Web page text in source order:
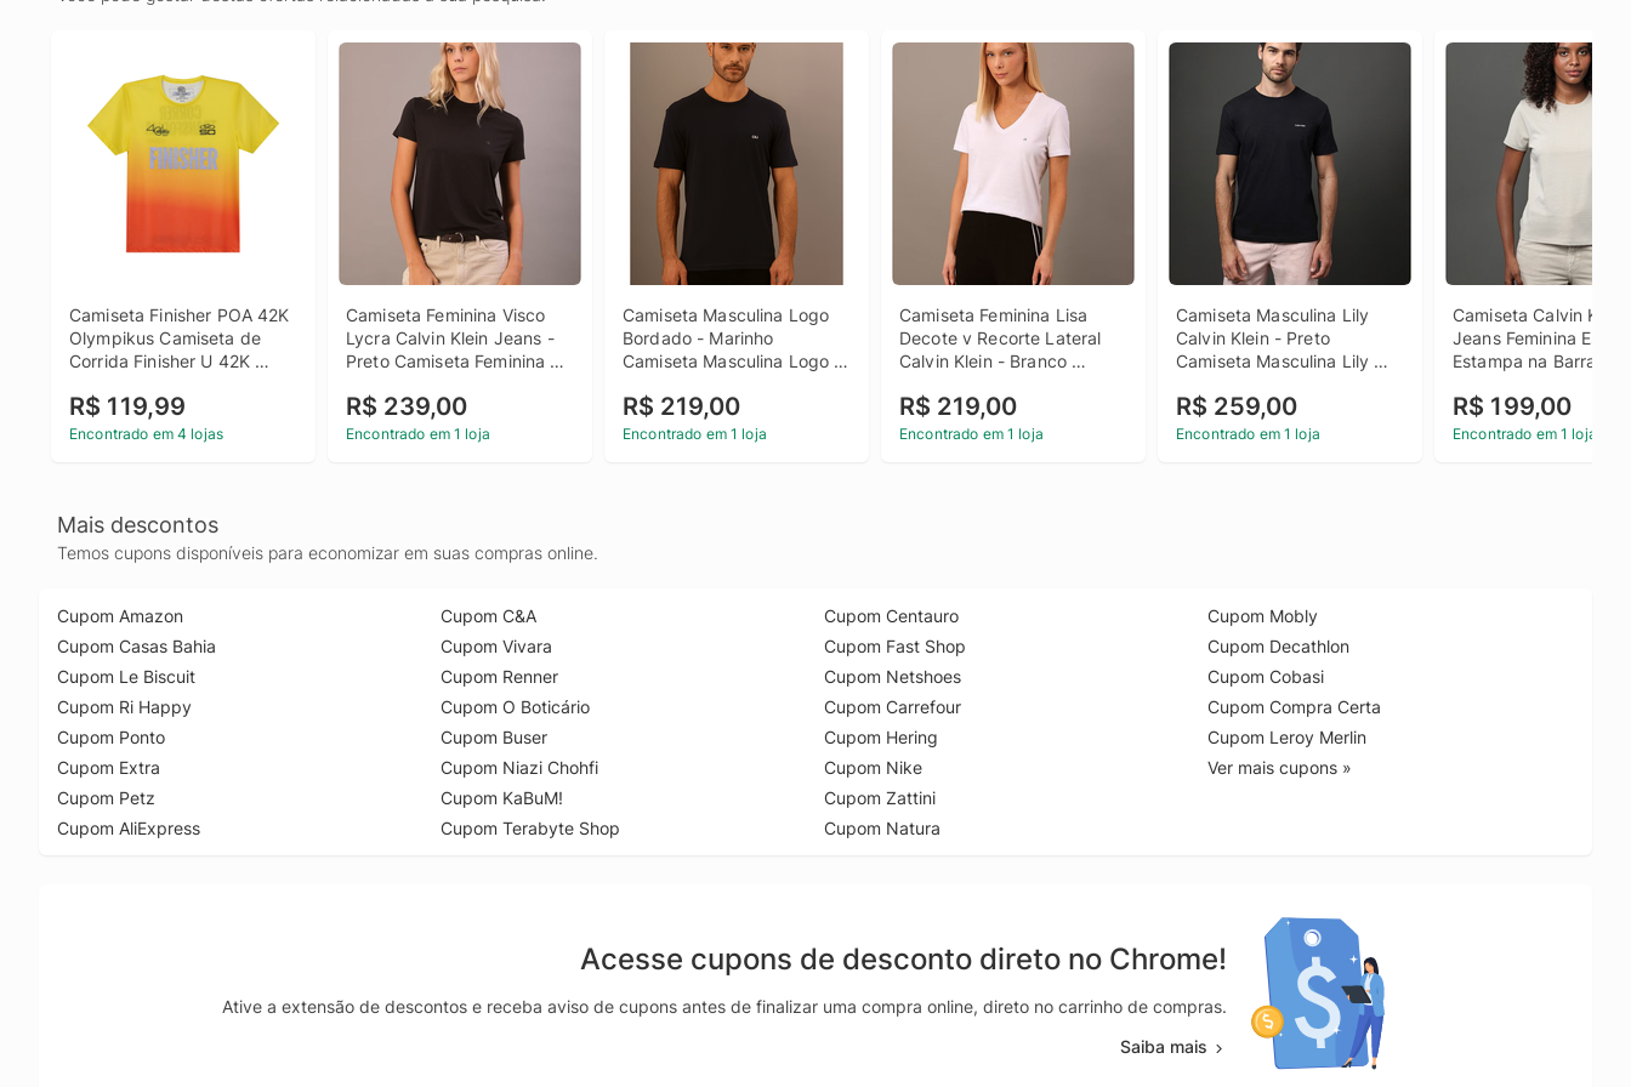
Camiseta Finisher POA 42K
Olympikus Camiseta de
Corrida Finisher U 42K
R$ 119,99
Encontrado em 4 lojas
Camiseta Feminina Visco
Lycra Calvin Klein Jeans -
Preto Camiseta Feminina
Jeans Preto g
R$ 239,00
Encontrado em 1 loja
Camiseta Masculina Logo
Bordado - Marinho
Camiseta Masculina Logo
R$ 219,00
Encontrado em 1 loja
Camiseta Feminina Lisa
Decote v Recorte Lateral
Calvin Klein - Branco
Decote v Recorte Lateral
Calvin Klein Branco Gg
R$ 219,00
Encontrado em 1 loja
Camiseta Masculina Lily
Calvin Klein - Preto
Camiseta Masculina Lily
R$ 259,00
Encontrado em 1 loja
Camiseta Calvin Klein
Jeans Feminina
Estampa na Barra -
Jeans Feminina
Estampa na Barra
R$ 199,00
Encontrado em 1 loja
Mais descontos
Temos cupons disponíveis para economizar em suas compras online.
Cupom Amazon
Cupom Casas Bahia
Cupom Le Biscuit
Cupom Ri Happy
Cupom Ponto
Cupom Extra
Cupom Petz
Cupom AliExpress
Cupom C&A
Cupom Vivara
Cupom Renner
Cupom O Boticário
Cupom Buser
Cupom Niazi Chohfi
Cupom KaBuM!
Cupom Terabyte Shop
Cupom Centauro
Cupom Fast Shop
Cupom Netshoes
Cupom Carrefour
Cupom Hering
Cupom Nike
Cupom Zattini
Cupom Natura
Cupom Mobly
Cupom Decathlon
Cupom Cobasi
Cupom Compra Certa
Cupom Leroy Merlin
Ver mais cupons »
Acesse cupons de desconto direto no Chrome!
Ative a extensão de descontos e receba aviso de cupons antes de finalizar uma compra online, direto no carrinho de compras.
Saiba mais